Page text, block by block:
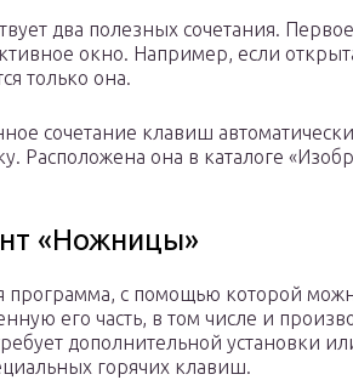
два полезных сочетания.
окно. Например, если
только она.
сочетание клавиш
Расположена она в каталоге
«Ножницы»
с помощью которой
его часть, в том числе и
дополнительной установки
горячих клавиш.